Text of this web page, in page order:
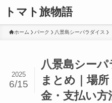
トマト旅物語
ホーム パーク 八景島シーパラダイス
八景島シー
まとめ｜場
金・支払い方
2025
6/15